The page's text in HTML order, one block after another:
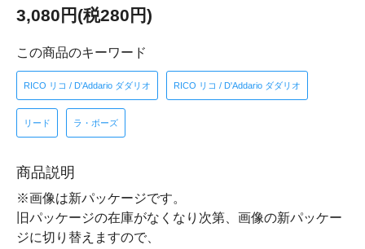
3,080円(税280円)
この商品のキーワード
RICO リコ / D'Addario ダダリオ RICO リコ / D'Addario ダダリオ
リード ラ・ボーズ
商品説明
※画像は新パッケージです。
旧パッケージの在庫がなくなり次第、画像の新パッケー
ジに切り替えますので、